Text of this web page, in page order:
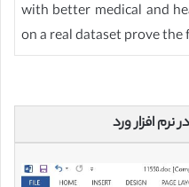
with better medical and
on a real dataset prove
افزار ورد